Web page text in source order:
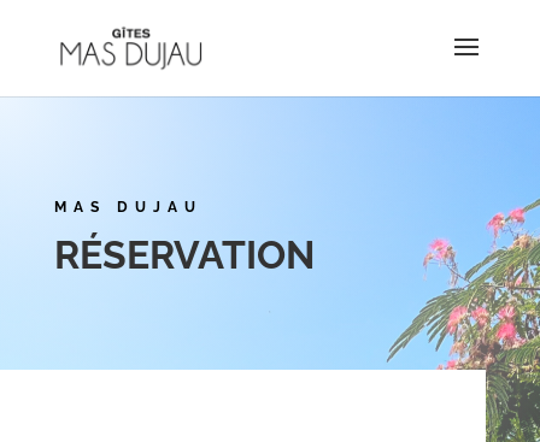
MAS DUJAU
RÉSERVATION